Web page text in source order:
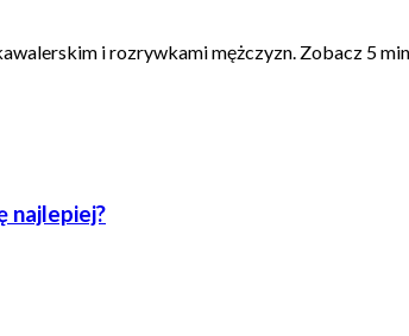
i rozrywkami mężczyzn. Zobacz 5
najlepiej?